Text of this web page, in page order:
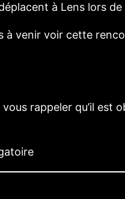
à Lens lors
à venir voir cette
rappeler qu’il est